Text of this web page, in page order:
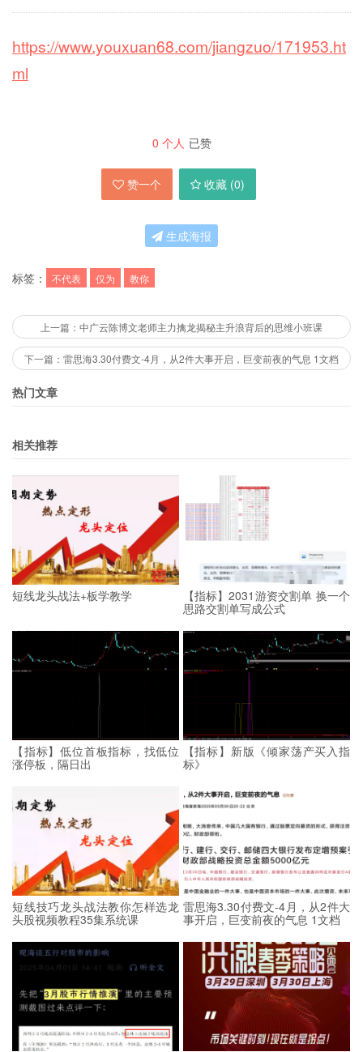
https://www.youxuan68.com/jiangzuo/171953.ht
ml
0 个人 已赞
赞一个 收藏 (0)
生成海报
标签： 不代表 仅为 教你
上一篇：中广云陈博文老师主力擒龙揭秘主升浪背后的思维小班课
下一篇：雷思海3.30付费文-4月，从2件大事开启，巨变前夜的气息 1文档
热门文章
相关推荐
短线龙头战法+板学教学
【指标】2031游资交割单 换一个
思路交割单写成公式
【指标】低位首板指标，找低位
涨停板，隔日出
【指标】新版《倾家荡产买入指
标》
短线技巧龙头战法教你怎样选龙
头股视频教程35集系统课
雷思海3.30付费文-4月，从2件大
事开启，巨变前夜的气息 1文档